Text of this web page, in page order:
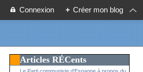
Connexion + Créer mon blog
Articles RÉCents